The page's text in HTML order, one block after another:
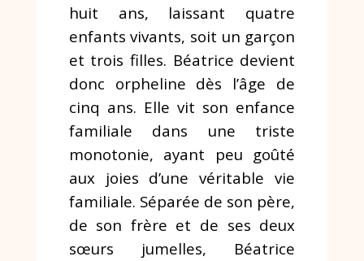
huit ans, laissant quatre
enfants vivants, soit un garçon
et trois filles. Béatrice devient
donc orpheline dès l’âge de
cinq ans. Elle vit son enfance
familiale dans une triste
monotonie, ayant peu goûté
aux joies d’une véritable vie
familiale. Séparée de son père,
de son frère et de ses deux
sœurs jumelles, Béatrice